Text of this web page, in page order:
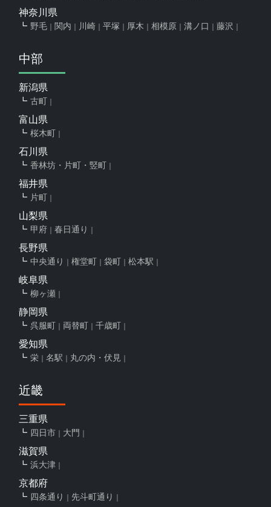
神奈川県
野毛 関内 川崎 平塚 厚木 相模原 溝ノ口 藤沢
中部
新潟県
古町
富山県
桜木町
石川県
香林坊・片町・竪町
福井県
片町
山梨県
甲府 春日通り
長野県
中央通り 権堂町 袋町 松本駅
岐阜県
柳ヶ瀬
静岡県
呉服町 両替町 千歳町
愛知県
栄 名駅 丸の内・伏見
近畿
三重県
四日市 大門
滋賀県
浜大津
京都府
四条通り 先斗町通り